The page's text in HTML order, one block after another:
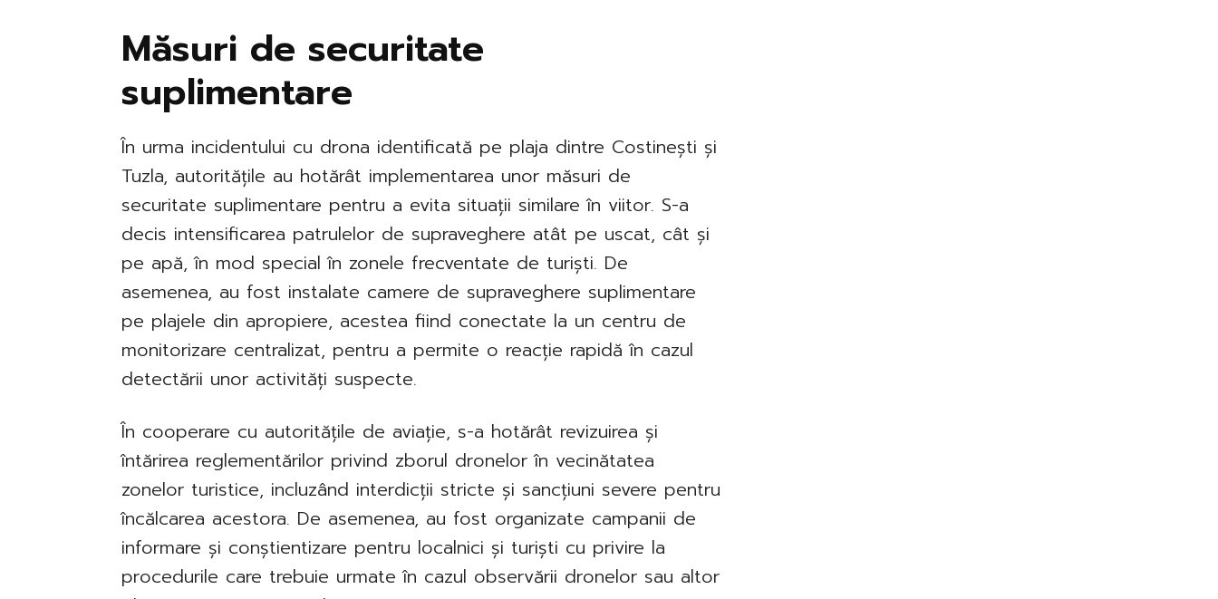
Măsuri de securitate
suplimentare
În urma incidentului cu drona identificată pe plaja dintre Costinești și
Tuzla, autoritățile au hotărât implementarea unor măsuri de
securitate suplimentare pentru a evita situații similare în viitor. S-a
decis intensificarea patrulelor de supraveghere atât pe uscat, cât și
pe apă, în mod special în zonele frecventate de turiști. De
asemenea, au fost instalate camere de supraveghere suplimentare
pe plajele din apropiere, acestea fiind conectate la un centru de
monitorizare centralizat, pentru a permite o reacție rapidă în cazul
detectării unor activități suspecte.
În cooperare cu autoritățile de aviație, s-a hotărât revizuirea și
întărirea reglementărilor privind zborul dronelor în vecinătatea
zonelor turistice, incluzând interdicții stricte și sancțiuni severe pentru
încălcarea acestora. De asemenea, au fost organizate campanii de
informare și conștientizare pentru localnici și turiști cu privire la
procedurile care trebuie urmate în cazul observării dronelor sau altor